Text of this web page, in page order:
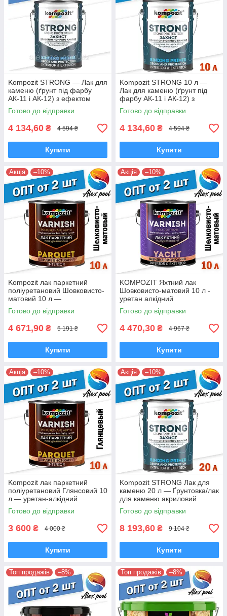
Kompozit STRONG — Лак для
каменю (ґрунт під фарбу
АК-11 і АК-12) з ефектом
"мокрого каменю"
Готово до відправки
4 134,60 ₴ 4 594 ₴
Купити
Kompozit STRONG 10 л —
Лак для каменю (ґрунт під
фарбу АК-11 і АК-12) з
ефектом "мокрого каменю"
Готово до відправки
4 134,60 ₴ 4 594 ₴
Купити
Акція –10%
Kompozit лак паркетний
поліуретановий Шовковисто-
матовий 10 л —
високоміцний
алкідноуретановий
Готово до відправки
4 671,90 ₴ 5 191 ₴
Купити
Акція –10%
KOMPOZIT Яхтний лак
Шовковисто-матовий 10 л -
уретан алкідний
високоміцний
атмосферостійкий
Готово до відправки
4 470,30 ₴ 4 967 ₴
Купити
Акція –10%
Kompozit лак паркетний
поліуретановий Глянсовий 10
л — уретан-алкідний
високоміцний
Готово до відправки
3 600 ₴ 4 000 ₴
Купити
Акція –10%
Kompozit STRONG Лак для
каменю 20 л — Ґрунтовка/лак
для каменю акриловий
Готово до відправки
8 193,60 ₴ 9 104 ₴
Купити
Топ продажів –8% Топ продажів –8%